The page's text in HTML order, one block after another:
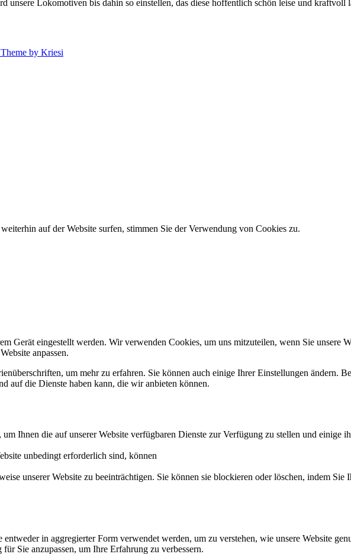
unsere Lokomotiven bis dahin so einstellen, das diese hoffentlich schön leise und
by Kriesi
auf der Website surfen, stimmen Sie der Verwendung von Cookies zu.
Gerät eingestellt werden. Wir verwenden Cookies, um uns mitzuteilen, wenn Sie unsere
anpassen.
um mehr zu erfahren. Sie können auch einige Ihrer Einstellungen ändern.
auf die Dienste haben kann, die wir anbieten können.
Ihnen die auf unserer Website verfügbaren Dienste zur Verfügung zu stellen und einige
unbedingt erforderlich sind, können
unserer Website zu beeinträchtigen. Sie können sie blockieren oder löschen, indem
in aggregierter Form verwendet werden, um zu verstehen, wie unsere Website
Sie anzupassen, um Ihre Erfahrung zu verbessern.